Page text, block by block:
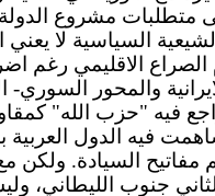
متطلبات مشروع
السياسية لا
الاقليمي رغم
والمحور
فيه الدول العربية
مفاتيح السيادة.